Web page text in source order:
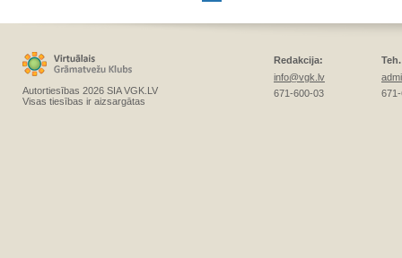
Autortiesības 2026 SIA VGK.LV
Visas tiesības ir aizsargātas
Redakcija:
info@vgk.lv
671-600-03